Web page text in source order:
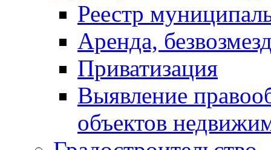
Реестр
Аренда,
Приватизация
Выявление
объектов